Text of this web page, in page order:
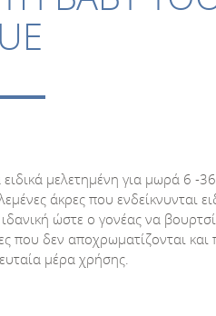
μελετημένη για μωρά 6 -
άκρες που ενδείκνυνται
ιδανική ώστε ο γονέας να
που δεν αποχρωματίζονται
μέρα χρήσης.